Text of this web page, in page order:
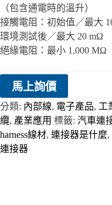
（包含通電時的溫升）
接觸電阻：初始值／最大
環境測試後／最大 20 mΩ
絕緣電阻：最小 1,000 MΩ
馬上詢價
分類: 內部線, 電子產品, 工
纜, 產業應用 標籤: 汽車連
harness線材, 連接器是什麼,
連接器